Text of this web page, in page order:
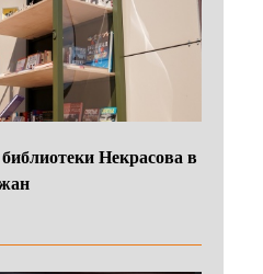
Некрасова в